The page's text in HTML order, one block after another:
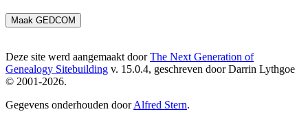
Deze site werd aangemaakt doorThe Next Generation of
Genealogy Sitebuilding v. 15.0.4, geschreven door Darrin Lythgoe
© 2001-2026.
Gegevens onderhouden doorAlfred Stern.